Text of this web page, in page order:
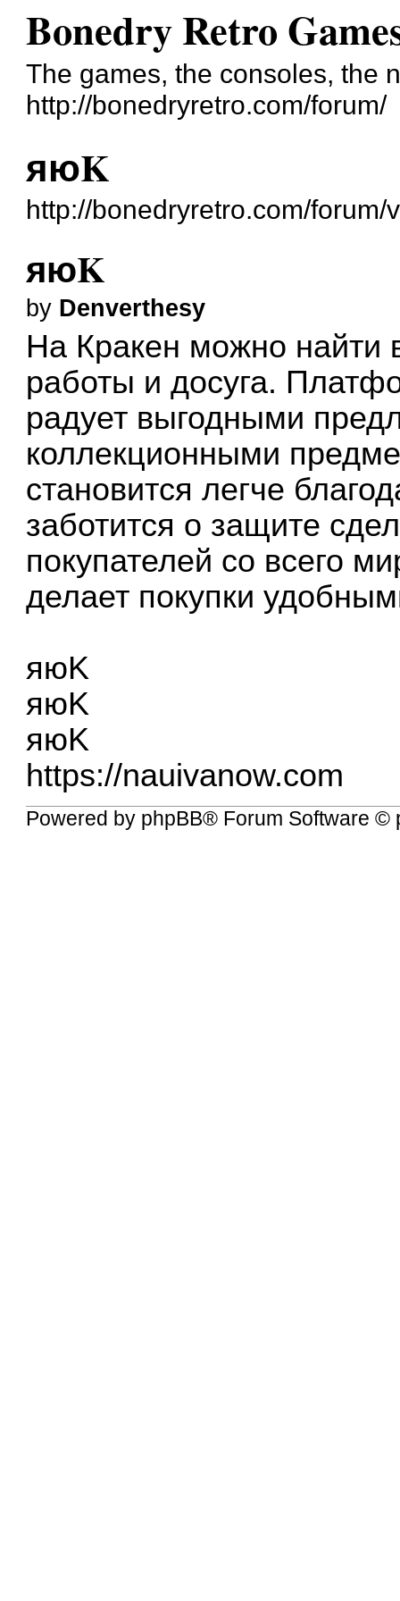
Bonedry Retro
The games, the consoles, the
http://bonedryretro.com/forum/
яюK
http://bonedryretro.com/
яюK
by Denverthesy
На Кракен можно найти
работы и досуга.
радует выгодными
коллекционными
становится легче
заботится о защите
покупателей со всего
делает покупки
яюK
яюK
яюK
https://nauivanow.com
Powered by phpBB® Forum Software ©